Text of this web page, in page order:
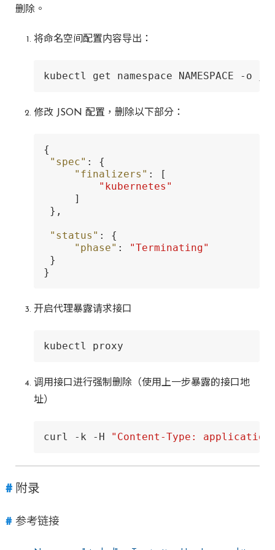
删除。
将命名空间配置内容导出：
kubectl get namespace NAMESPACE -o
修改 JSON 配置，删除以下部分：
{
"spec" :
{
"finalizers" :
[
"kubernetes"
]
} ,
"status" :
{
"phase" :
"Terminating"
}
}
开启代理暴露请求接口
kubectl proxy
调用接口进行强制删除（使用上一步暴露的接口地
址）
curl -k -H "Content-Type:
附录
参考链接